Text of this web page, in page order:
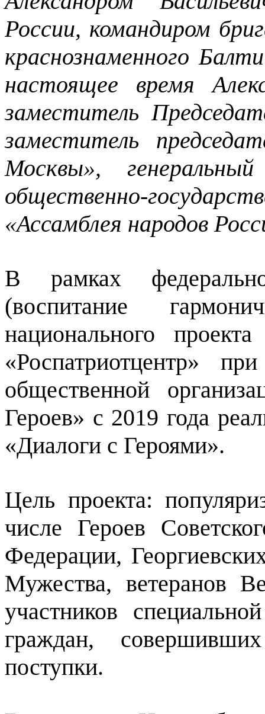
России, командиром
краснознаменного
настоящее время
заместитель
заместитель
Москвы»,
общественно-
«Ассамблея народов
В рамках
(воспитание
национального
«Роспатриотцентр»
общественной
Героев» с 2019 года
«Диалоги с Героями».
Цель проекта:
числе Героев
Федерации,
Мужества, ветеранов
участников
граждан,
поступки.